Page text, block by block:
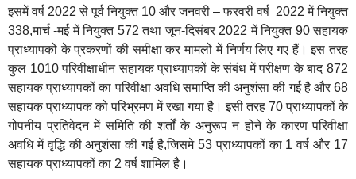
इसमें वर्ष 2022 से पूर्व नियुक्त 10 और जनवरी – फरवरी वर्ष 2022 में नियुक्त
338,मार्च -मई में नियुक्त 572 तथा जून-दिसंबर 2022 में नियुक्त 90 सहायक
प्राध्यापकों के प्रकरणों की समीक्षा कर मामलों में निर्णय लिए गए हैं। इस तरह
कुल 1010 परिवीक्षाधीन सहायक प्राध्यापकों के संबंध में परीक्षण के बाद 872
सहायक प्राध्यापकों का परिवीक्षा अवधि समाप्ति की अनुशंसा की गई है और 68
सहायक प्राध्यापक को परिभ्रमण में रखा गया है। इसी तरह 70 प्राध्यापकों के
गोपनीय प्रतिवेदन में समिति की शर्तों के अनुरूप न होने के कारण परिवीक्षा
अवधि में वृद्धि की अनुशंसा की गई है,जिसमे 53 प्राध्यापकों का 1 वर्ष और 17
सहायक प्राध्यापकों का 2 वर्ष शामिल है।